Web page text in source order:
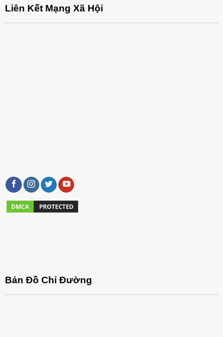
Liên Kết Mạng Xã Hội
Bản Đồ Chỉ Đường